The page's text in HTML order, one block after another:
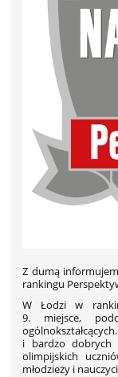
Z dumą
rankingu
W Łodzi w
9. miejsce,
i bardzo dobrych
olimpijskich
młodzieży i